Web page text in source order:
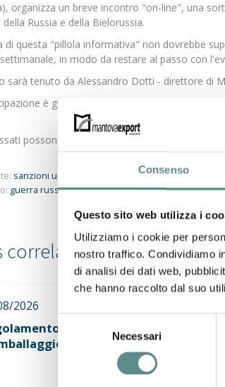
Consenso
Questo sito web utilizza i
Utilizziamo i cookie per
nostro traffico. Condividiamo
di analisi dei dati web,
che hanno raccolto dal suo
Necessari
organizza un breve incontro "on-line", una
Russia e della Bielorussia.
di questa "pillola informativa" non dovrebbe
in modo da restare al passo con
sarà tenuto da Alessandro Dotti - direttore di
è gratuita.
possono iscriversi direttamente dal sito
sanzioni ue a russia e bielorussia
guerra russia - ucraina
2026
(PPWR)